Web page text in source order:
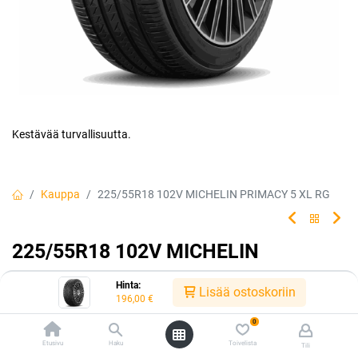
Hinta:
196,00 € Lisää ostoskoriin
Etusivu Haku
0
Toivelista Tili
Kestävää turvallisuutta.
Kauppa 225/55R18 102V MICHELIN PRIMACY 5 XL RG
225/55R18 102V MICHELIN
PRIMACY 5 XL RG
Luotettava rengasvalintasi jokapäiväiseen ajoon. Rengas tarjoaa
erinomaisen turvallisuuden ja kestävyyden, jolloin sinä ja
matkustajasi voitte matkata turvallisin mielin kilometri toisensa